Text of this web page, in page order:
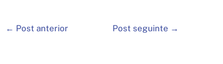
← Post anterior Post seguinte →